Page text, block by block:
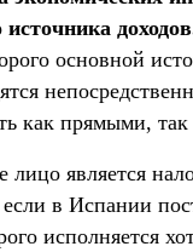
основной
как прямыми,
лицо является
в Испании
исполняется